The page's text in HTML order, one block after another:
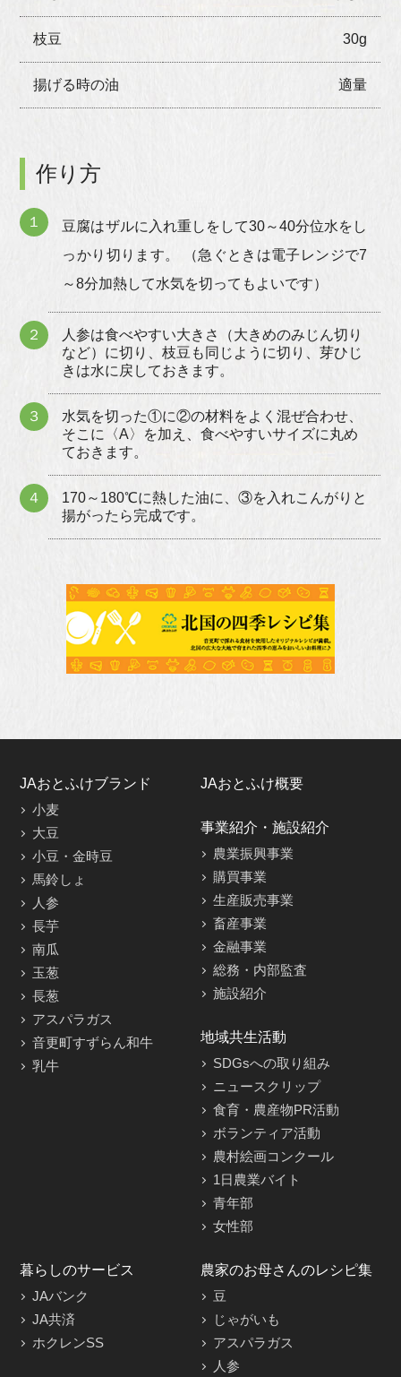
枝豆 30g
揚げる時の油 適量
作り方
１
豆腐はザルに入れ重しをして30～40分位水をし
っかり切ります。 （急ぐときは電子レンジで7
～8分加熱して水気を切ってもよいです）
２
人参は食べやすい大きさ（大きめのみじん切り
など）に切り、枝豆も同じように切り、芽ひじ
きは水に戻しておきます。
３
水気を切った①に②の材料をよく混ぜ合わせ、
そこに〈A〉を加え、食べやすいサイズに丸め
ておきます。
４
170～180℃に熱した油に、③を入れこんがりと
揚がったら完成です。
JAおとふけブランド
小麦
大豆
小豆・金時豆
馬鈴しょ
人参
長芋
南瓜
玉葱
長葱
アスパラガス
音更町すずらん和牛
乳牛
JAおとふけ概要
事業紹介・施設紹介
農業振興事業
購買事業
生産販売事業
畜産事業
金融事業
総務・内部監査
施設紹介
地域共生活動
SDGsへの取り組み
ニュースクリップ
食育・農産物PR活動
ボランティア活動
農村絵画コンクール
1日農業バイト
青年部
女性部
暮らしのサービス
JAバンク
JA共済
ホクレンSS
農家のお母さんのレシピ集
豆
じゃがいも
アスパラガス
人参